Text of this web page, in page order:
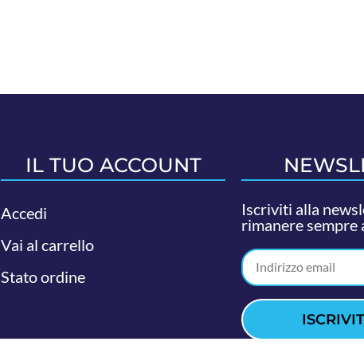
IL TUO ACCOUNT
Accedi
Vai al carrello
Stato ordine
Iscriviti alla
rimanere sempre